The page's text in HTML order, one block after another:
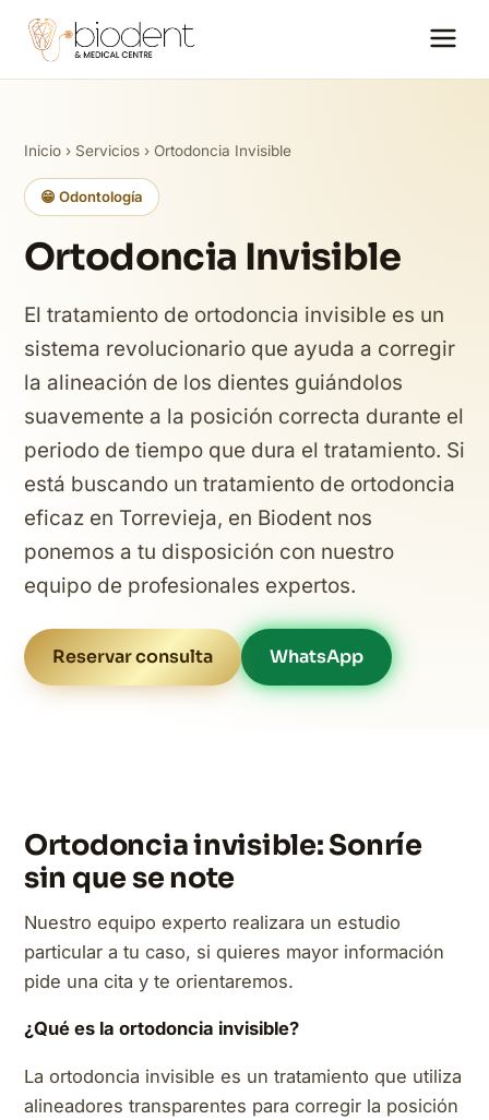
Inicio › Servicios › Ortodoncia Invisible
😁 Odontología
Ortodoncia Invisible
El tratamiento de ortodoncia invisible es un
sistema revolucionario que ayuda a corregir
la alineación de los dientes guiándolos
suavemente a la posición correcta durante el
periodo de tiempo que dura el tratamiento. Si
está buscando un tratamiento de ortodoncia
eficaz en Torrevieja, en Biodent nos
ponemos a tu disposición con nuestro
equipo de profesionales expertos.
Reservar consulta WhatsApp
Ortodoncia invisible: Sonríe
sin que se note
Nuestro equipo experto realizara un estudio
particular a tu caso, si quieres mayor información
pide una cita y te orientaremos.
¿Qué es la ortodoncia invisible?
La ortodoncia invisible es un tratamiento que utiliza
alineadores transparentes para corregir la posición